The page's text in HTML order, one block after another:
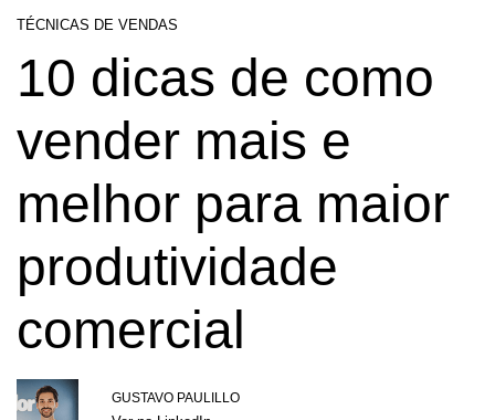
TÉCNICAS DE VENDAS
10 dicas de como
vender mais e
melhor para maior
produtividade
comercial
GUSTAVO PAULILLO